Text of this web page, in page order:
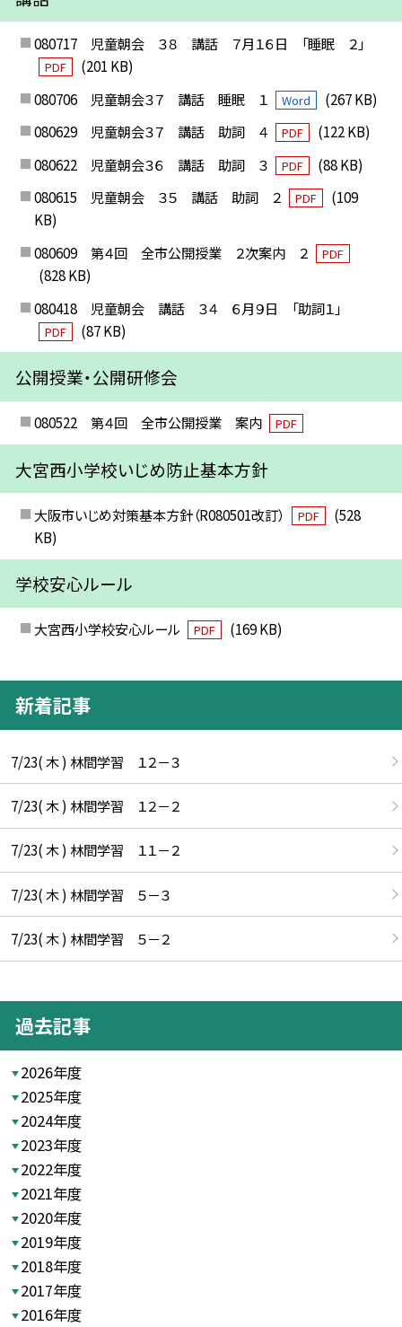
080717 児童朝会 ３８ 講話 ７月１６日 「睡眠 ２」
PDF
(201 KB)
080706 児童朝会３７ 講話 睡眠 １
Word
(267 KB)
080629 児童朝会３７ 講話 助詞 ４
PDF
(122 KB)
080622 児童朝会３６ 講話 助詞 ３
PDF
(88 KB)
080615 児童朝会 ３５ 講話 助詞 ２
PDF
(109
KB)
080609 第４回 全市公開授業 ２次案内 ２
PDF
(828 KB)
080418 児童朝会 講話 ３４ ６月９日 「助詞１」
PDF (87 KB)
公開授業・公開研修会
080522 第４回 全市公開授業 案内 PDF
大宮西小学校いじめ防止基本方針
大阪市いじめ対策基本方針（R080501改訂） PDF
(528
KB)
学校安心ルール
大宮西小学校安心ルール PDF (169 KB)
新着記事
7/23( 木 ) 林間学習 １２－３
7/23( 木 ) 林間学習 １２－２
7/23( 木 ) 林間学習 １１－２
7/23( 木 ) 林間学習 ５－３
7/23( 木 ) 林間学習 ５－２
過去記事
2026年度
2025年度
2024年度
2023年度
2022年度
2021年度
2020年度
2019年度
2018年度
2017年度
2016年度